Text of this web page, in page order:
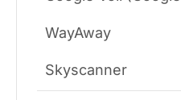
WayAway
Skyscanner